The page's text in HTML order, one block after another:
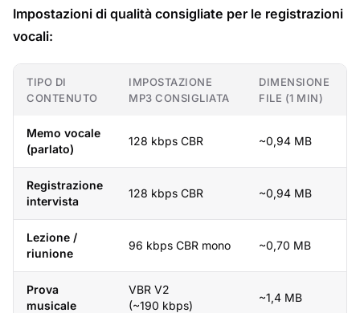
Impostazioni di qualità consigliate per le registrazioni
vocali:
TIPO DI
CONTENUTO
IMPOSTAZIONE
MP3 CONSIGLIATA
DIMENSIONE
FILE (1 MIN)
Memo vocale
(parlato)
128 kbps CBR ~0,94 MB
Registrazione
intervista
128 kbps CBR ~0,94 MB
Lezione /
riunione
96 kbps CBR mono ~0,70 MB
Prova
musicale
VBR V2
(~190 kbps)
~1,4 MB